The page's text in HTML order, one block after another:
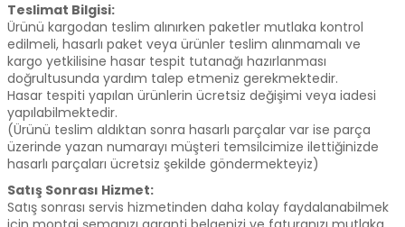
Teslimat Bilgisi:
Ürünü kargodan teslim alınırken paketler mutlaka kontrol
edilmeli, hasarlı paket veya ürünler teslim alınmamalı ve
kargo yetkilisine hasar tespit tutanağı hazırlanması
doğrultusunda yardım talep etmeniz gerekmektedir.
Hasar tespiti yapılan ürünlerin ücretsiz değişimi veya iadesi
yapılabilmektedir.
(Ürünü teslim aldıktan sonra hasarlı parçalar var ise parça
üzerinde yazan numarayı müşteri temsilcimize ilettiğinizde
hasarlı parçaları ücretsiz şekilde göndermekteyiz)
Satış Sonrası Hizmet:
Satış sonrası servis hizmetinden daha kolay faydalanabilmek